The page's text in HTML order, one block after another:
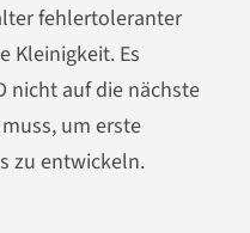
fehlertoleranter
Kleinigkeit. Es
nicht auf die nächste
um erste
zu entwickeln.